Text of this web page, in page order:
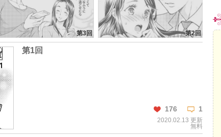
第3回 第2回
第1回
176 1
2020.02.13 更新
無料